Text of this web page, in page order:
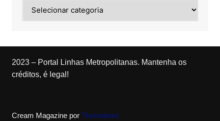
2023 – Portal Linhas Metropolitanas. Mantenha os
créditos, é legal!
Cream Magazine por Themebeez